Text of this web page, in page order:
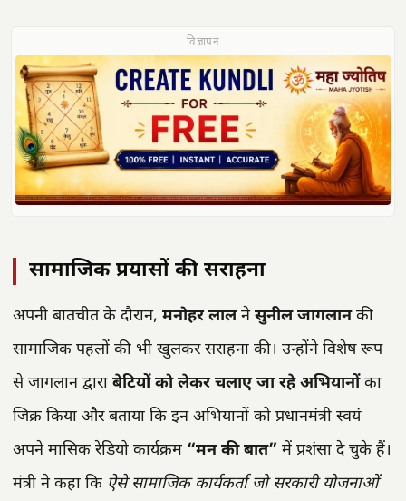
विज्ञापन
सामाजिक प्रयासों की सराहना
अपनी बातचीत के दौरान, मनोहर लालनेसुनील जागलानकी
सामाजिक पहलों की भी खुलकर सराहना की। उन्होंने विशेष रूप
से जागलान द्वारा बेटियों को लेकर चलाए जा रहे अभियानोंका
जिक्र किया और बताया कि इन अभियानों को प्रधानमंत्री स्वयं
अपने मासिक रेडियो कार्यक्रम “मन की बात” में प्रशंसा दे चुके हैं।
मंत्री ने कहा कि ऐसे सामाजिक कार्यकर्ता जो सरकारी योजनाओं